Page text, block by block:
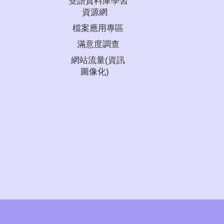
資源網
檔案應用專區
滿意度調查
網站流量(資訊
圖像化)